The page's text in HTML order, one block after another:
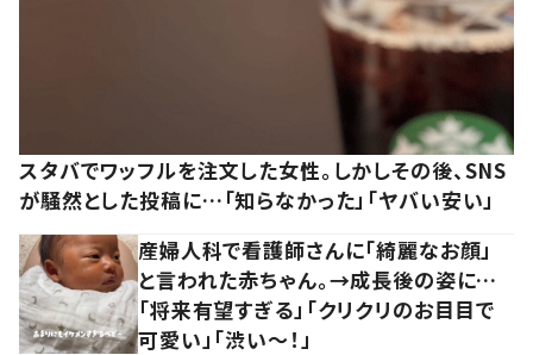
スタバでワッフルを注文した女性。しかしその後、SNS
が騒然とした投稿に…「知らなかった」「ヤバい安い」
産婦人科で看護師さんに「綺麗なお顔」
と言われた赤ちゃん。→成長後の姿に…
「将来有望すぎる」「クリクリのお目目で
可愛い」「渋い～！」